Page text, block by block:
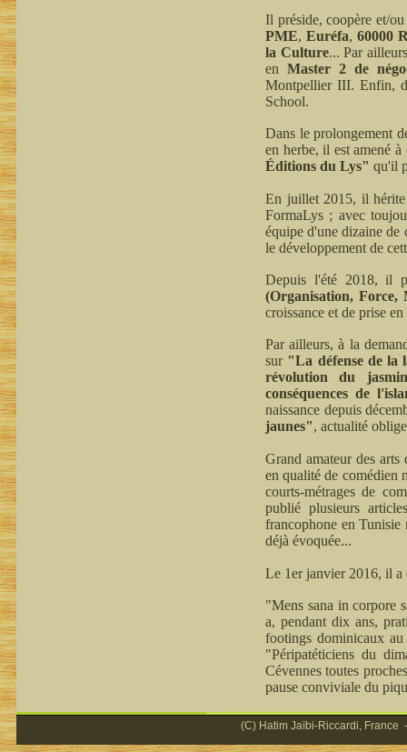
Il préside, coopère et/
PME,Euréfa,60000
la Culture... Par
en Master 2 de
Montpellier III. Enfin,
School.
Dans le prolongement
en herbe, il est amené
Éditions du Lys" qu'il
En juillet 2015, il hérite
FormaLys ; avec
équipe d'une dizaine de
le développement de
Depuis l'été 2018, il
(Organisation, Force,
croissance et de prise
Par ailleurs, à la
sur "La défense de la
révolution du
conséquences de
naissance depuis
jaunes", actualité
Grand amateur des arts
en qualité de comédien
courts-métrages de
publié plusieurs
francophone en Tunisie
déjà évoquée...
Le 1er janvier 2016, il a
"Mens sana in corpore
a, pendant dix ans,
footings dominicaux
"Péripatéticiens du
Cévennes toutes
pause conviviale du
(C) Hatim Jaïbi-Riccardi, France